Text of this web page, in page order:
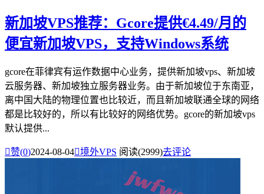
新加坡VPS推荐：Gcore提供€4.49/月的
便宜新加坡VPS，支持Windows系统
gcore在菲律宾有运作数据中心业务，提供新加坡vps、新加坡
云服务器、新加坡独立服务器业务。由于新加坡位于东南亚，
离中国大陆的物理位置也比较近，而且新加坡联通全球的网络
都是比较好的，所以有比较好的网络优势。gcore的新加坡vps
默认提供...
赞(0)2024-08-04境外VPS 阅读(2999)去评论